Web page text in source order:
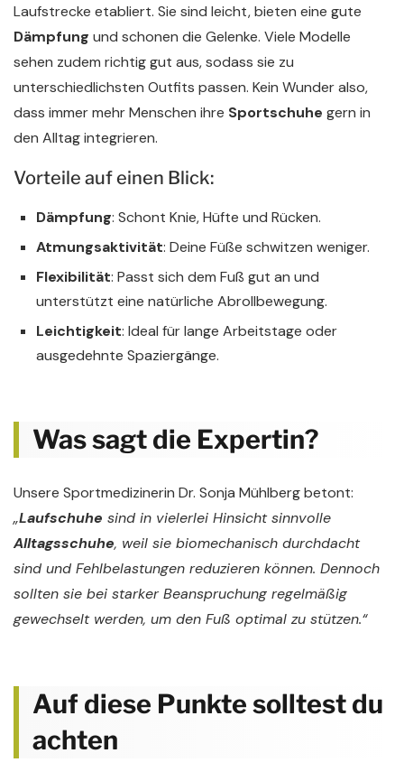
Laufstrecke etabliert. Sie sind leicht, bieten eine gute
Dämpfung und schonen die Gelenke. Viele Modelle
sehen zudem richtig gut aus, sodass sie zu
unterschiedlichsten Outfits passen. Kein Wunder also,
dass immer mehr Menschen ihre Sportschuhe gern in
den Alltag integrieren.
Vorteile auf einen Blick:
Dämpfung: Schont Knie, Hüfte und Rücken.
Atmungsaktivität: Deine Füße schwitzen weniger.
Flexibilität: Passt sich dem Fuß gut an und
unterstützt eine natürliche Abrollbewegung.
Leichtigkeit: Ideal für lange Arbeitstage oder
ausgedehnte Spaziergänge.
Was sagt die Expertin?
Unsere Sportmedizinerin Dr. Sonja Mühlberg betont:
„Laufschuhe sind in vielerlei Hinsicht sinnvolle
Alltagsschuhe, weil sie biomechanisch durchdacht
sind und Fehlbelastungen reduzieren können. Dennoch
sollten sie bei starker Beanspruchung regelmäßig
gewechselt werden, um den Fuß optimal zu stützen.“
Auf diese Punkte solltest du
achten